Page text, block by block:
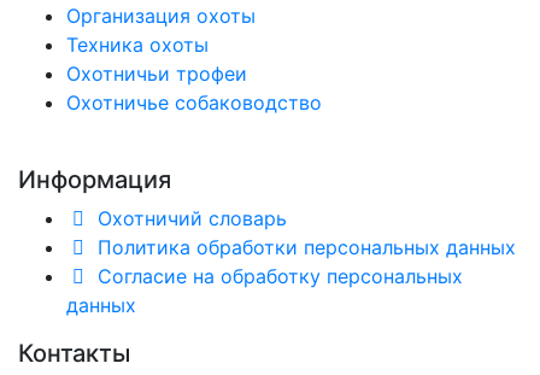
Организация охоты
Техника охоты
Охотничьи трофеи
Охотничье собаководство
Информация
Охотничий словарь
Политика обработки персональных данных
Согласие на обработку персональных
данных
Контакты